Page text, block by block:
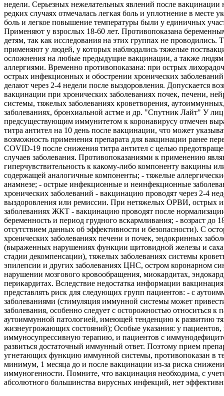
недели. Серьезных нежелательных явлений после вакцинации
редких случаях отмечалась легкая боль и уплотнение в месте
боль и легкое повышение температуры были у единичных
Применяют у взрослых 18-60 лет. Противопоказана
детям, так как исследования на этих группах не проводились.
применяют у людей, у которых наблюдались тяжелые
осложнения на любые предыдущие вакцинации, а также
аллергиями. Временно противопоказана: при острых
острых инфекционных и обострении хронических
делают через 2-4 недели после выздоровления. Допускается
вакцинации при хронических заболеваниях почек, печени,
системы, тяжелых заболеваниях кроветворения,
заболеваниях, бронхиальной астме и др. "Спутник Лайт" У
предсуществующим иммунитетом к коронавирусу отмечен
титра антител на 10 день после вакцинации, что может
возможность применения препарата для вакцинации ранее
COVID-19 после снижения титра антител с целью
случаев заболевания. Противопоказаниями к применению
гиперчувствительность к какому-либо компоненту вакцины
содержащей аналогичные компоненты; - тяжелые
анамнезе; - острые инфекционные и неинфекционные
хронических заболеваний - вакцинацию проводят через 2-4
выздоровления или ремиссии. При нетяжелых ОРВИ, острых
заболеваниях ЖКТ - вакцинацию проводят после
беременность и период грудного вскармливания; - возраст до
отсутствием данных об эффективности и безопасности). С
хронических заболеваниях печени и почек, эндокринных
(выраженных нарушениях функции щитовидной железы и
стадии декомпенсации), тяжелых заболеваниях системы
эпилепсии и других заболеваниях ЦНС, остром коронарном
нарушении мозгового кровообращения, миокардитах,
перикардитах. Вследствие недостатка информации
представлять риск для следующих групп пациентов: - с
заболеваниями (стимуляция иммунной системы может
заболевания, особенно следует с осторожностью относиться к
аутоиммунной патологией, имеющей тенденцию к развитию
жизнеугрожающих состояний); Особые указания: у
иммуносупрессивную терапию, и пациентов с
развиться достаточный иммунный ответ. Поэтому прием
угнетающих функцию иммунной системы, противопоказан в
минимум, 1 месяца до и после вакцинации из-за риска
иммуногенности. Помните, что вакцинация необходима, с
абсолютного большинства вирусных инфекций, нет